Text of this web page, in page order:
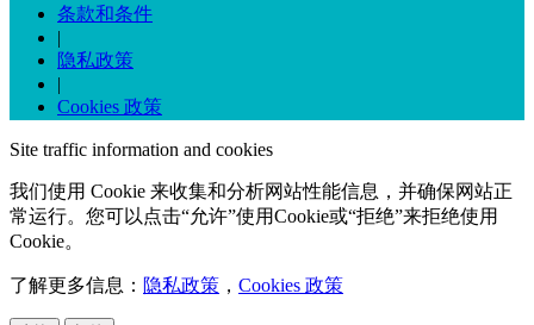
条款和条件
|
隐私政策
|
Cookies 政策
Site traffic information and cookies
我们使用 Cookie 来收集和分析网站性能信息，并确保网站正
常运行。您可以点击“允许”使用Cookie或“拒绝”来拒绝使用
Cookie。
了解更多信息： 隐私政策 ， Cookies 政策